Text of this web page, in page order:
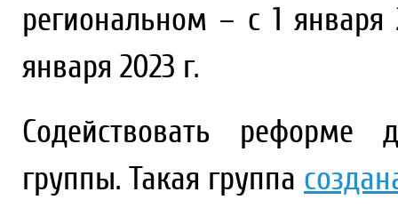
региональном – с 1
января 2023 г.
Содействовать реформе
группы. Такая группа